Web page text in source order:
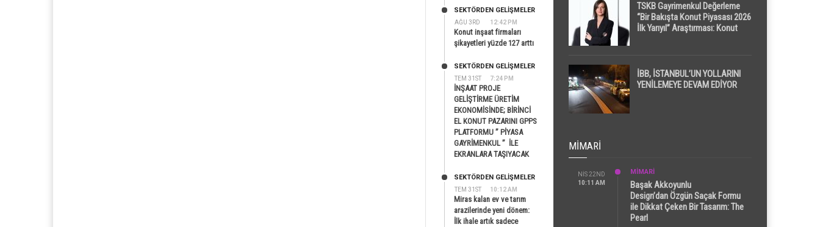
AĞU 3RD 12:42 PM
SEKTÖRDEN GELIŞMELER
Konut inşaat firmaları
şikayetleri yüzde 127 arttı
TEM 31ST 7:24 PM
SEKTÖRDEN GELIŞMELER
İNŞAAT PROJE
GELİŞTİRME ÜRETİM
EKONOMİSİNDE; BİRİNCİ
EL KONUT PAZARINI GPPS
PLATFORMU ” PİYASA
GAYRİMENKUL ” İLE
EKRANLARA TAŞIYACAK
TEM 31ST 10:12 AM
SEKTÖRDEN GELIŞMELER
Miras kalan ev ve tarım
arazilerinde yeni dönem:
İlk ihale artık sadece
TSKB Gayrimenkul Değerleme
“Bir Bakışta Konut Piyasası 2026
İlk Yarıyıl” Araştırması: Konut
Dikkat Çekti
İBB, İSTANBUL’UN YOLLARINI
YENİLEMEYE DEVAM EDİYOR
MIMARI
NIS 22ND
10:11 AM
MİMARİ
Başak Akkoyunlu
Design’dan Özgün Saçak Formu
ile Dikkat Çeken Bir Tasarım: The
Pearl